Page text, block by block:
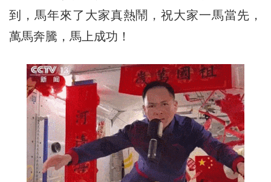
到，馬年來了大家真熱鬧，祝大家一馬當先，
萬馬奔騰，馬上成功！